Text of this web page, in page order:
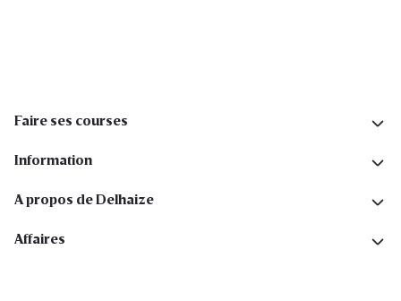
Faire ses courses
Information
A propos de Delhaize
Affaires